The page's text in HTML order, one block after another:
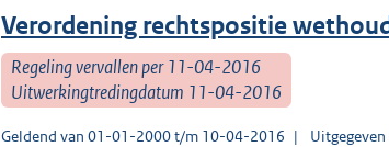
Verordening rechtspositie
Regeling vervallen per 11-04-2016
Uitwerkingtredingdatum 11-04-2016
Geldend van 01-01-2000 t/m 10-04-2016